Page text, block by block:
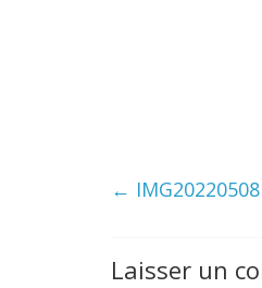
←
Laisser un